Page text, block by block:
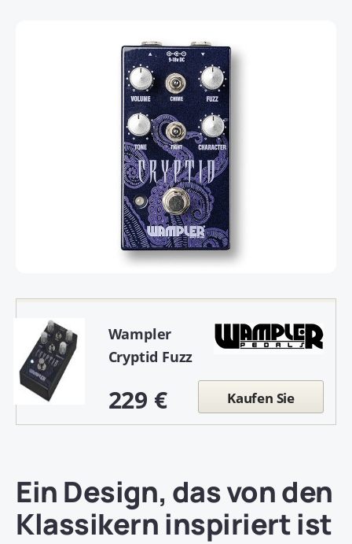
Wampler
Cryptid Fuzz
229 € Kaufen Sie
Ein Design, das von den
Klassikern inspiriert ist